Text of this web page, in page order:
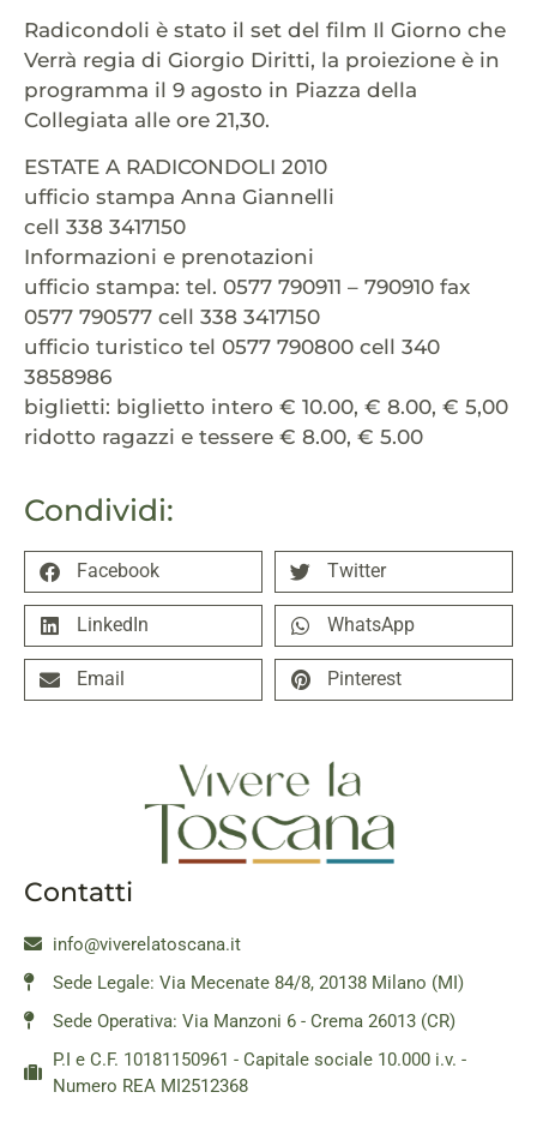
Condividi:
Facebook Twitter
LinkedIn WhatsApp
Email Pinterest
Radicondoli è stato il set del film Il Giorno che
Verrà regia di Giorgio Diritti, la proiezione è in
programma il 9 agosto in Piazza della
Collegiata alle ore 21,30.
ESTATE A RADICONDOLI 2010
ufficio stampa Anna Giannelli
cell 338 3417150
Informazioni e prenotazioni
ufficio stampa: tel. 0577 790911 – 790910 fax
0577 790577 cell 338 3417150
ufficio turistico tel 0577 790800 cell 340
3858986
biglietti: biglietto intero € 10.00, € 8.00, € 5,00
ridotto ragazzi e tessere € 8.00, € 5.00
Contatti
info@viverelatoscana.it
Sede Legale: Via Mecenate 84/8, 20138 Milano (MI)
Sede Operativa: Via Manzoni 6 - Crema 26013 (CR)
P.I e C.F. 10181150961 - Capitale sociale 10.000 i.v. -
Numero REA MI2512368